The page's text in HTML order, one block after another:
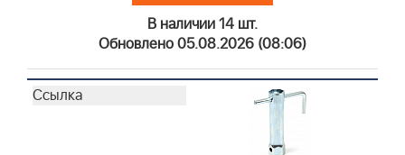
84001895
844545
В наличии 14 шт.
Обновлено 05.08.2026 (08:06)